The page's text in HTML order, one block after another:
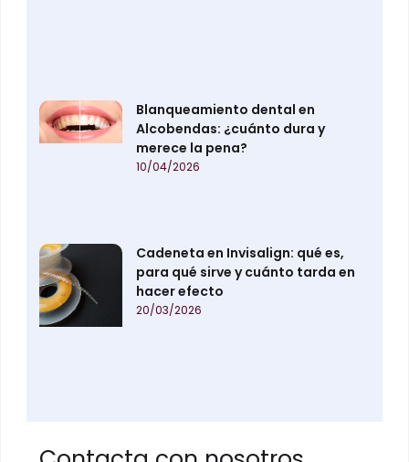
Blanqueamiento dental en
Alcobendas: ¿cuánto dura y
merece la pena?
10/04/2026
Cadeneta en Invisalign: qué es,
para qué sirve y cuánto tarda en
hacer efecto
20/03/2026